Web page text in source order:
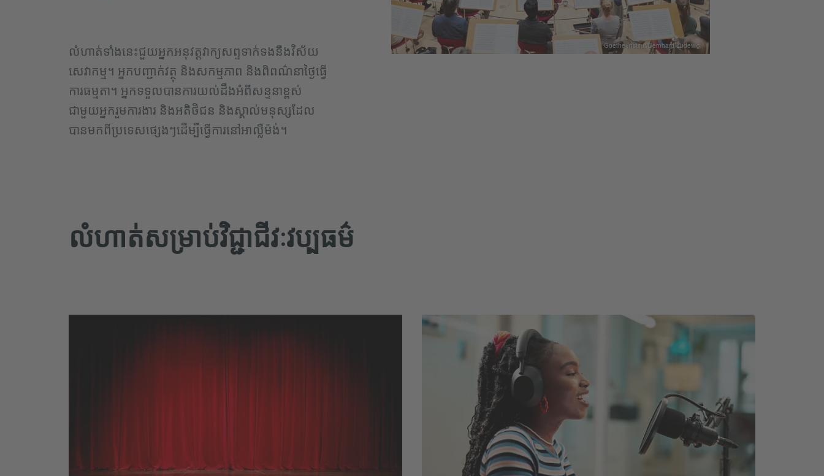
Goethe-Institut/Bernhard Ludewig
លំហាត់ទាំងនេះជួយអ្នកអនុវត្តវាក្យសព្ទទាក់ទងនឹងវិស័យ
សេវាកម្ម។ អ្នកបញ្ជាក់វត្ថុ និងសកម្មភាព និងពិពណ៌នាថ្ងៃធ្វើ
ការធម្មតា។ អ្នកទទួលបានការយល់ដឹងអំពីសន្ទនាខ្ពស់
ជាមួយអ្នករួមការងារ និងអតិថិជន និងស្គាល់មនុស្សដែល
បានមកពីប្រទេសផ្សេងៗដើម្បីធ្វើការនៅអាល្លឺម៉ង់។
លំហាត់សម្រាប់វិជ្ជាជីវៈវប្បធម៌